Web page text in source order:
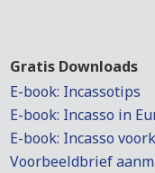
Gratis Downloads
E-book: Incassotips
E-book: Incasso in
E-book: Incasso
Voorbeeldbrief